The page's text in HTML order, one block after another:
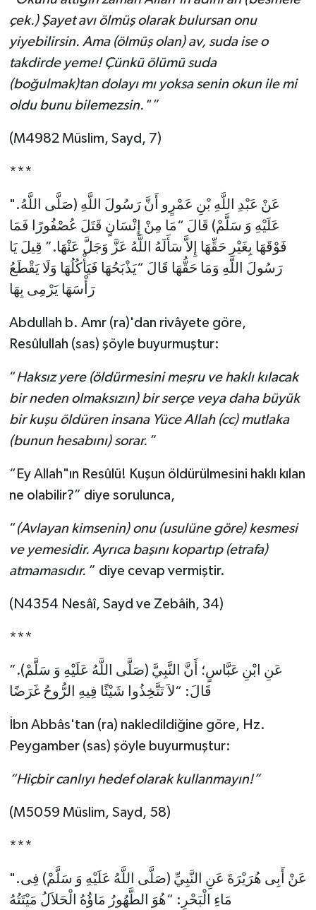
çek.) Şayet avı ölmüş olarak bulursan onu
yiyebilirsin. Ama (ölmüş olan) av, suda ise o
takdirde yeme! Çünkü ölümü suda
(boğulmak)tan dolayı mı yoksa senin okun ile mi
oldu bunu bilemezsin."”
(M4982 Müslim, Sayd, 7)
***
".عَنْ عَبْدِ اللَّهِ بْنِ عَمْرٍو أَنَّ رَسُولَ اللَّهِ (صَلَّى اللَّهُ
عَلَيْهِ وَ سَلَّمْ) قَالَ “مَا مِنْ إِنْسَانٍ قَتَلَ عُصْفُورًا فَمَا
فَوْقَهَا بِغَيْرِ حَقِّهَا إِلاَّ سَأَلَهُ اللَّهُ عَزَّ وَجَلَّ عَنْهَا.” قِيلَ يَا
رَسُولَ اللَّهِ وَمَا حَقُّهَا قَالَ “يَذْبَحُهَا فَيَأْكُلُهَا وَلَا يَقْطَعُ
رَأْسَهَا يَرْمِى بِهَا
Abdullah b. Amr (ra)'dan rivâyete göre,
Resûlullah (sas) şöyle buyurmuştur:
“Haksız yere (öldürmesini meşru ve haklı kılacak
bir neden olmaksızın) bir serçe veya daha büyük
bir kuşu öldüren insana Yüce Allah (cc) mutlaka
(bunun hesabını) sorar. ”
“Ey Allah"ın Resûlü! Kuşun öldürülmesini haklı kılan
ne olabilir?” diye sorulunca,
“(Avlayan kimsenin) onu (usulüne göre) kesmesi
ve yemesidir. Ayrıca başını kopartıp (etrafa)
atmamasıdır. ” diye cevap vermiştir.
(N4354 Nesâî, Sayd ve Zebâih, 34)
***
”.عَنِ ابْنِ عَبَّاسٍ؛ أَنَّ النَّبِيَّ (صَلَّى اللَّهُ عَلَيْهِ وَ سَلَّمْ)
قَالَ: “لاَ تَتَّخِذُوا شَيْئًا فِيهِ الرُّوحُ غَرَضًا
İbn Abbâs'tan (ra) nakledildiğine göre, Hz.
Peygamber (sas) şöyle buyurmuştur:
“Hiçbir canlıyı hedef olarak kullanmayın!”
(M5059 Müslim, Sayd, 58)
***
".عَنْ أَبِى هُرَيْرَةَ عَنِ النَّبِيِّ (صَلَّى اللَّهُ عَلَيْهِ وَ سَلَّمْ) فِى
مَاءِ الْبَحْرِ: “هُوَ الطَّهُورُ مَاؤُهُ الْحَلاَلُ مَيْتَتُهُ
Diyarbakır Müftülüğü
Düzce Müftülüğü
Edirne Müftülüğü
Elazığ Müftülüğü
Erzincan Müftülüğü
Eskişehir Müftülüğü
Gaziantep Müftülüğü
Giresun Müftülüğü
Gümüşhane Müftülüğü
Hatay Müftülüğü
Iğdır Müftülüğü
Isparta Müftülüğü
İzmir Müftülüğü
Kahramanmaraş Müftülüğü
Kars Müftülüğü
Kastamonu Müftülüğü
Kırklareli Müftülüğü
Kırşehir Müftülüğü
İhtida Haberleri
YAŞAM